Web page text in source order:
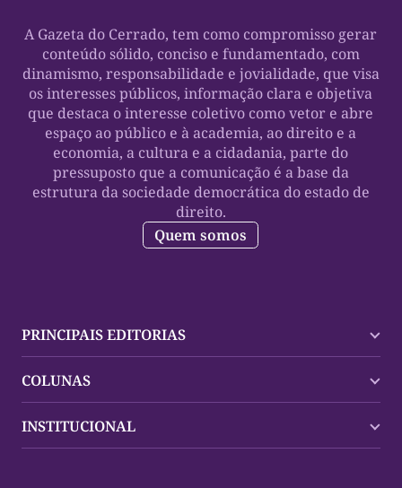
A Gazeta do Cerrado, tem como compromisso gerar
conteúdo sólido, conciso e fundamentado, com
dinamismo, responsabilidade e jovialidade, que visa
os interesses públicos, informação clara e objetiva
que destaca o interesse coletivo como vetor e abre
espaço ao público e à academia, ao direito e a
economia, a cultura e a cidadania, parte do
pressuposto que a comunicação é a base da
estrutura da sociedade democrática do estado de
direito.
Quem somos
PRINCIPAIS EDITORIAS
Palmas
Mundo
COLUNAS
Policial
INSTITUCIONAL